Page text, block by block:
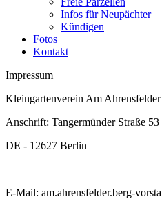
Infos für Neupächter
Kündigen
Fotos
Kontakt
Impressum
Kleingartenverein Am
Anschrift: Tangermünder Straße 53
DE - 12627 Berlin
E-Mail: am.ahrensfelder.berg-